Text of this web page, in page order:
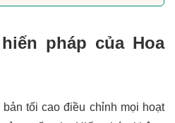
pháp của Hoa
tối cao điều chỉnh mọi hoạt